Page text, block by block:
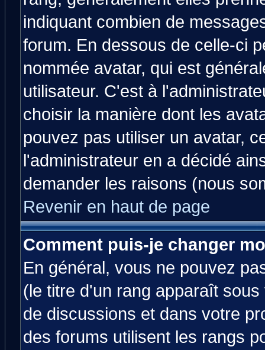
indiquant combien de
forum. En dessous de celle-ci
nommée avatar, qui est
utilisateur. C'est à
choisir la manière dont les
pouvez pas utiliser un avatar,
l'administrateur en a décidé
demander les raisons (nous
Revenir en haut de page
Comment puis-je changer
En général, vous ne pouvez
(le titre d'un rang apparaît
de discussions et dans votre
des forums utilisent les rangs